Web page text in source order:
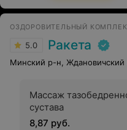
ОЗДОРОВИТЕЛЬНЫЙ
5.0 Ракета
Минский р-н, Ждановичский
Массаж
сустава
8,87 руб.